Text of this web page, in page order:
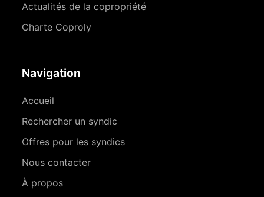
Actualités de la copropriété
Charte Coproly
Navigation
Accueil
Rechercher un syndic
Offres pour les syndics
Nous contacter
À propos